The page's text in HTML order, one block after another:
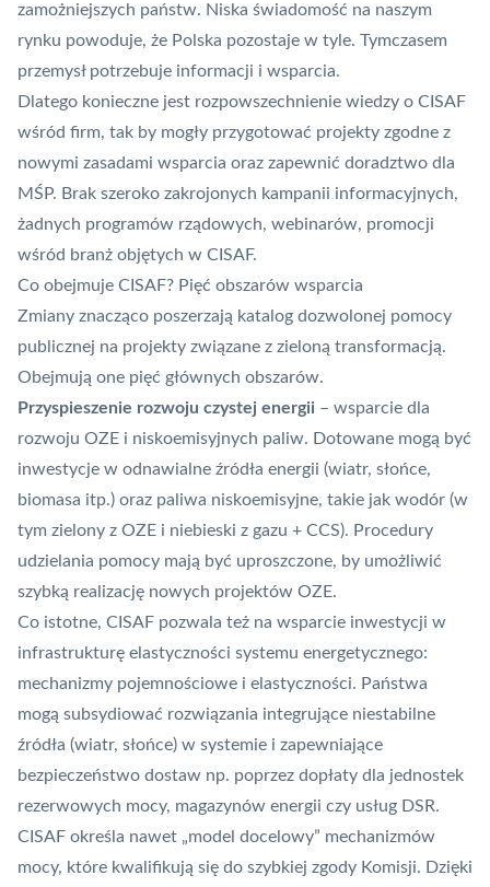
zamożniejszych państw. Niska świadomość na naszym
rynku powoduje, że Polska pozostaje w tyle. Tymczasem
przemysł potrzebuje informacji i wsparcia.
Dlatego konieczne jest rozpowszechnienie wiedzy o CISAF
wśród firm, tak by mogły przygotować projekty zgodne z
nowymi zasadami wsparcia oraz zapewnić doradztwo dla
MŚP. Brak szeroko zakrojonych kampanii informacyjnych,
żadnych programów rządowych, webinarów, promocji
wśród branż objętych w CISAF.
Co obejmuje CISAF? Pięć obszarów wsparcia
Zmiany znacząco poszerzają katalog dozwolonej pomocy
publicznej na projekty związane z zieloną transformacją.
Obejmują one pięć głównych obszarów.
Przyspieszenie rozwoju czystej energii – wsparcie dla
rozwoju OZE i niskoemisyjnych paliw. Dotowane mogą być
inwestycje w odnawialne źródła energii (wiatr, słońce,
biomasa itp.) oraz paliwa niskoemisyjne, takie jak wodór (w
tym zielony z OZE i niebieski z gazu + CCS). Procedury
udzielania pomocy mają być uproszczone, by umożliwić
szybką realizację nowych projektów OZE.
Co istotne, CISAF pozwala też na wsparcie inwestycji w
infrastrukturę elastyczności systemu energetycznego:
mechanizmy pojemnościowe i elastyczności. Państwa
mogą subsydiować rozwiązania integrujące niestabilne
źródła (wiatr, słońce) w systemie i zapewniające
bezpieczeństwo dostaw np. poprzez dopłaty dla jednostek
rezerwowych mocy, magazynów energii czy usług DSR.
CISAF określa nawet „model docelowy” mechanizmów
mocy, które kwalifikują się do szybkiej zgody Komisji. Dzięki